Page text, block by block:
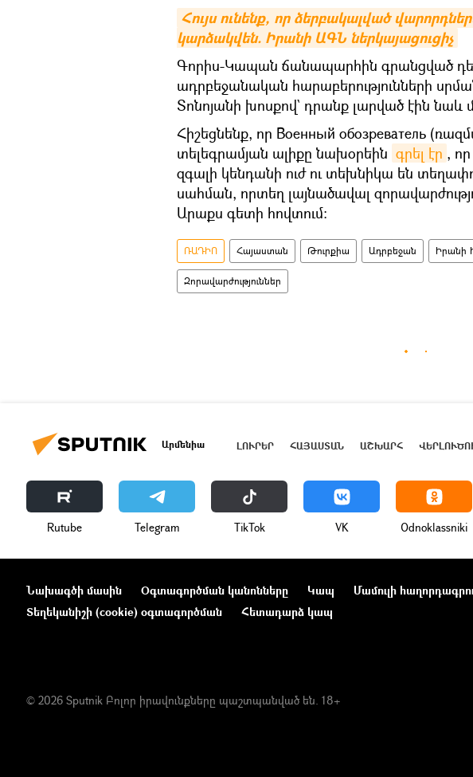
Հույս ունենք, որ ձերբակալված
կարձակվեն. Իրանի ԱԳՆ ներկայացուցիչ
Գորիս-Կապան ճանապարհին գրանցված
ադրբեջանական հարաբերությունների
Տոնոյանի խոսքով` դրանք լարված էին նաև
Հիշեցնենք, որ Военный обозреватель
տելեգրամյան ալիքը նախօրեին գրել էր ,
զգալի կենդանի ուժ ու տեխնիկա են
սահման, որտեղ լայնածավալ
Արաքս գետի հովտում:
ՌԱԴԻՈ Հայաստան Թուրքիա Ադրբեջան Իրանի
Զորավարժություններ
Արմենիա ԼՈՒՐԵՐ ՀԱՅԱՍՏԱՆ ԱՇԽԱՐՀ
Rutube Telegram ТikТоk VK Odnoklassniki
Նախագծի մասին Օգտագործման կանոնները Կապ Մամուլի
Տեղեկանիշի (cookie) օգտագործման
Հետադարձ կապ
© 2026 Sputnik Բոլոր իրավունքները պաշտպանված են. 18+